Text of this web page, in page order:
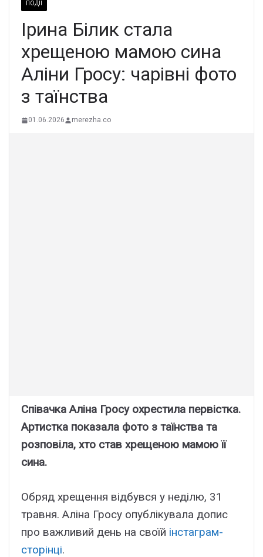
ПОДІЇ
Ірина Білик стала
хрещеною мамою сина
Аліни Гросу: чарівні фото
з таїнства
01.06.2026 merezha.co
Співачка Аліна Гросу охрестила первістка.
Артистка показала фото з таїнства та
розповіла, хто став хрещеною мамою її
сина.
Обряд хрещення відбувся у неділю, 31
травня. Аліна Гросу опублікувала допис
про важливий день на своїй інстаграм-
сторінці.